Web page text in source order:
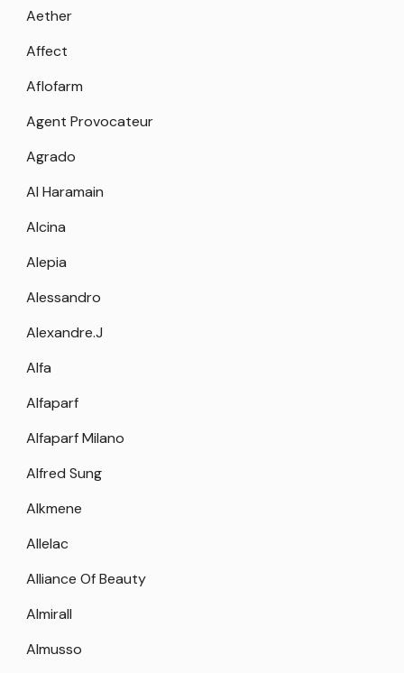
Aether
Affect
Aflofarm
Agent Provocateur
Agrado
Al Haramain
Alcina
Alepia
Alessandro
Alexandre.J
Alfa
Alfaparf
Alfaparf Milano
Alfred Sung
Alkmene
Allelac
Alliance Of Beauty
Almirall
Almusso